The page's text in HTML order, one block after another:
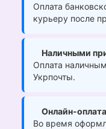
Оплата
курьеру после
Наличными
Оплата
Укрпочты.
Онлайн-
Во время